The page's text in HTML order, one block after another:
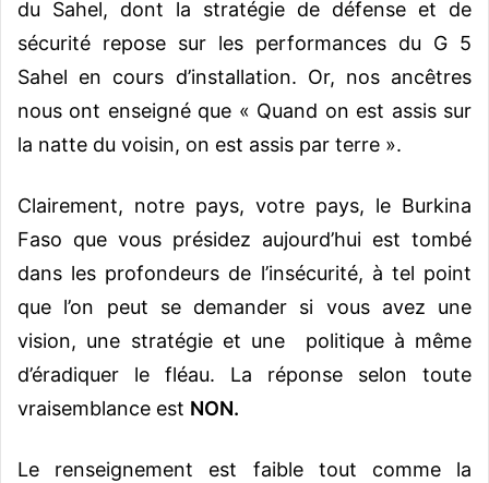
du Sahel, dont la stratégie de défense et de
sécurité repose sur les performances du G 5
Sahel en cours d’installation. Or, nos ancêtres
nous ont enseigné que « Quand on est assis sur
la natte du voisin, on est assis par terre ».
Clairement, notre pays, votre pays, le Burkina
Faso que vous présidez aujourd’hui est tombé
dans les profondeurs de l’insécurité, à tel point
que l’on peut se demander si vous avez une
vision, une stratégie et une politique à même
d’éradiquer le fléau. La réponse selon toute
vraisemblance est NON.
Le renseignement est faible tout comme la